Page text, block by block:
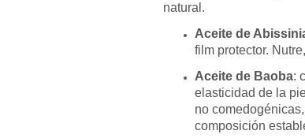
natural.
Aceite de
film protector.
Aceite de Baoba:
elasticidad de la
no
composición